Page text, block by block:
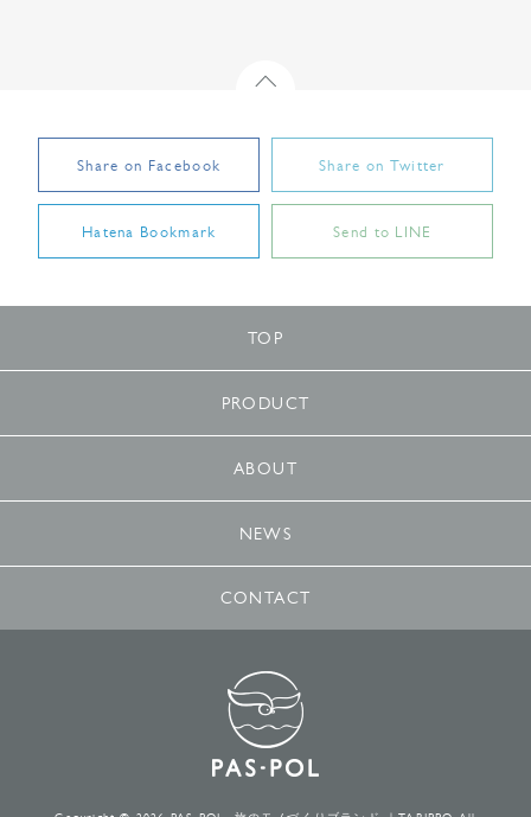
Share on Facebook Share on Twitter
Hatena Bookmark Send to LINE
TOP
PRODUCT
ABOUT
NEWS
CONTACT